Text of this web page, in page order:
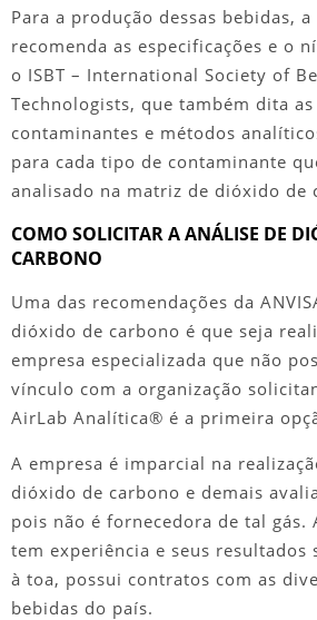
Para a produção dessas bebidas,
recomenda as especificações e o
o ISBT – International Society of
Technologists, que também dita
contaminantes e métodos
para cada tipo de contaminante
analisado na matriz de dióxido de
COMO SOLICITAR A ANÁLISE DE
CARBONO
Uma das recomendações da
dióxido de carbono é que seja
empresa especializada que não
vínculo com a organização
AirLab Analítica® é a primeira
A empresa é imparcial na
dióxido de carbono e demais
pois não é fornecedora de tal
tem experiência e seus resultados
à toa, possui contratos com as
bebidas do país.